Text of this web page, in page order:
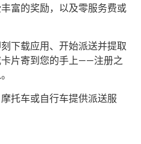
富的奖励，以及零服务费或
下载应用、开始派送并提取
片寄到您的手上——注册之
托车或自行车提供派送服